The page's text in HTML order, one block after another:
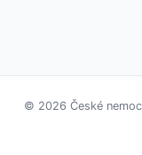
© 2026 České